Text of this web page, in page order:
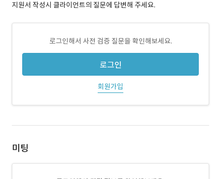
지원서 작성시 클라이언트의 질문에 답변해 주세요.
로그인해서 사전 검증 질문을 확인해보세요.
로그인
회원가입
미팅